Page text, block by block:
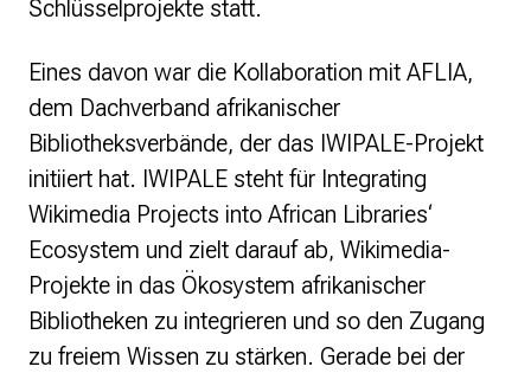
Schlüsselprojekte statt.
Eines davon war die Kollaboration mit AFLIA,
dem Dachverband afrikanischer
Bibliotheksverbände, der das IWIPALE-Projekt
initiiert hat. IWIPALE steht für Integrating
Wikimedia Projects into African Libraries‘
Ecosystem und zielt darauf ab, Wikimedia-
Projekte in das Ökosystem afrikanischer
Bibliotheken zu integrieren und so den Zugang
zu freiem Wissen zu stärken. Gerade bei der